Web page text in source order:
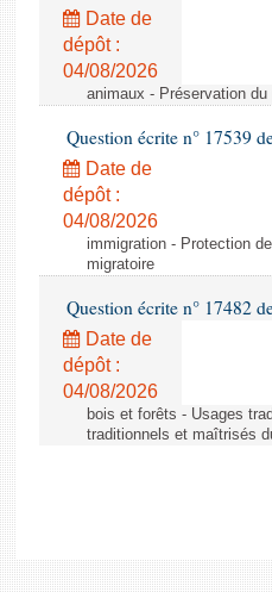
Date de
dépôt :
04/08/2026
animaux - Préservation
Question écrite n° 17539
Date de
dépôt :
04/08/2026
immigration - Protection
migratoire
Question écrite n° 17482
Date de
dépôt :
04/08/2026
bois et forêts - Usages
traditionnels et maîtrisés